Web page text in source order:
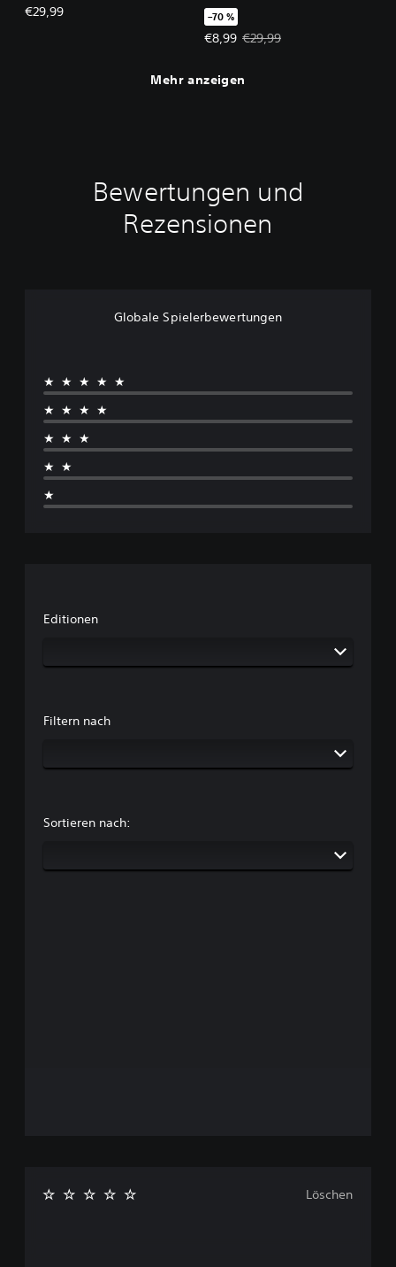
€29,99 –70 %
€8,99
Angebotspreis: €8,99
€29,99
Mehr anzeigen
Bewertungen und
Rezensionen
Globale Spielerbewertungen
★★★★★
★★★★
★★★
★★
★
Editionen
Filtern nach
Sortieren nach:
Löschen